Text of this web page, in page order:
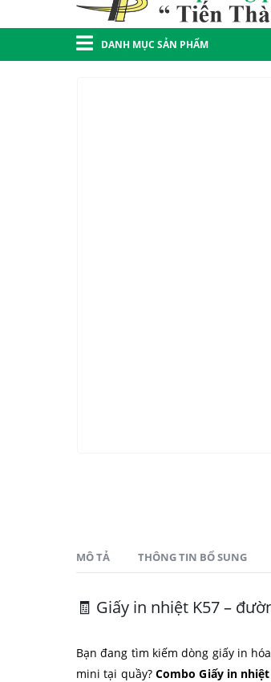
DANH MỤC SẢN PHẨM
MÔ TẢ THÔNG TIN BỔ SUNG
🧾 Giấy in nhiệt K57 –
Bạn đang tìm kiếm dòng giấy in
mini tại quầy?Combo Giấy in